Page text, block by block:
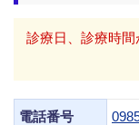
診療日、診療時
電話番号